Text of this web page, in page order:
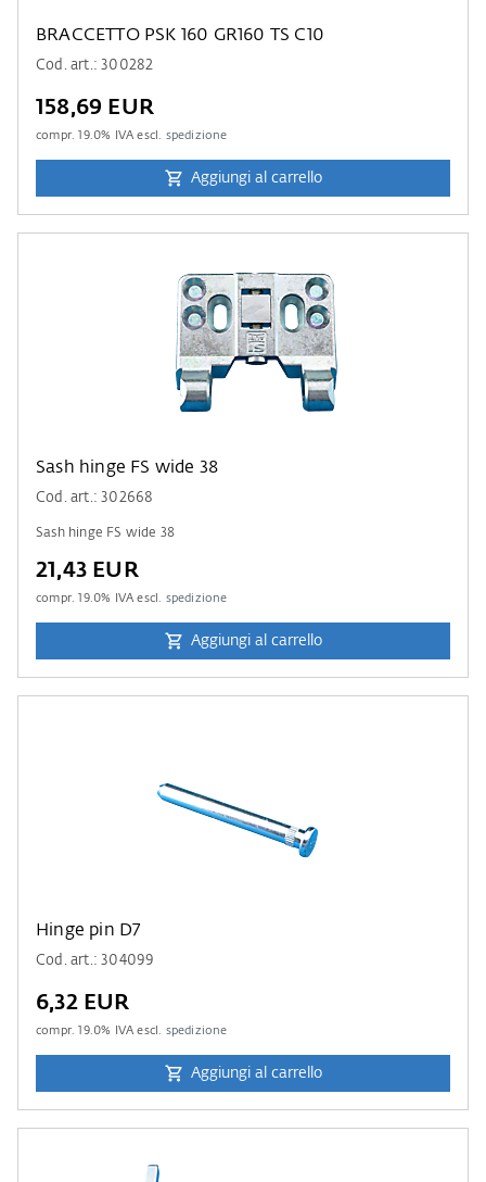
BRACCETTO PSK 160 GR160 TS C10
Cod. art.: 300282
158,69 EUR
compr.19.0% IVA escl. spedizione
Aggiungi al carrello
Sash hinge FS wide 38
Cod. art.: 302668
Sash hinge FS wide 38
21,43 EUR
compr.19.0% IVA escl. spedizione
Aggiungi al carrello
Hinge pin D7
Cod. art.: 304099
6,32 EUR
compr.19.0% IVA escl. spedizione
Aggiungi al carrello